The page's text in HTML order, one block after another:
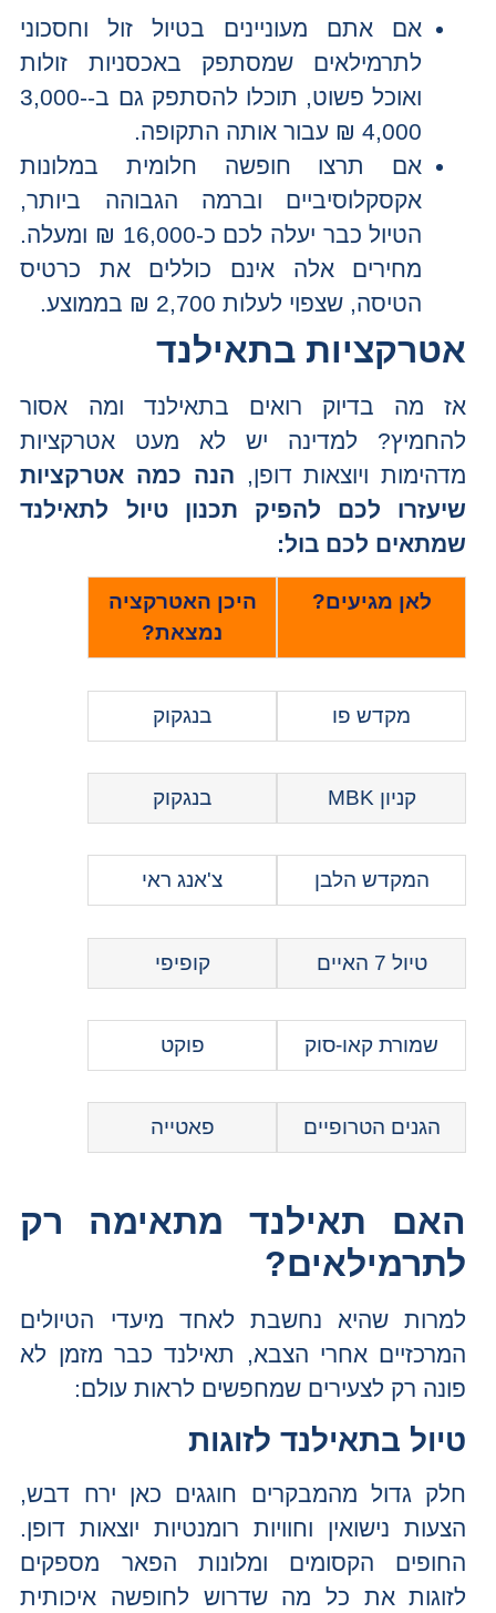
אם אתם מעוניינים בטיול זול וחסכוני
לתרמילאים שמסתפק באכסניות זולות
ואוכל פשוט, תוכלו להסתפק גם ב-3,000-
4,000 ₪ עבור אותה התקופה.
אם תרצו חופשה חלומית במלונות
אקסקלוסיביים וברמה הגבוהה ביותר,
הטיול כבר יעלה לכם כ-16,000 ₪ ומעלה.
מחירים אלה אינם כוללים את כרטיס
הטיסה, שצפוי לעלות 2,700 ₪ בממוצע.
אטרקציות בתאילנד
אז מה בדיוק רואים בתאילנד ומה אסור
להחמיץ? למדינה יש לא מעט אטרקציות
מדהימות ויוצאות דופן,הנה כמה אטרקציות
שיעזרו לכם להפיק תכנון טיול לתאילנד
שמתאים לכם בול:
לאן מגיעים?
היכן האטרקציה
נמצאת?
מקדש פו בנגקוק
קניון MBK בנגקוק
המקדש הלבן צ'אנג ראי
טיול 7 האיים קופיפי
שמורת קאו-סוק פוקט
הגנים הטרופיים פאטייה
האם תאילנד מתאימה רק
לתרמילאים?
למרות שהיא נחשבת לאחד מיעדי הטיולים
המרכזיים אחרי הצבא, תאילנד כבר מזמן לא
פונה רק לצעירים שמחפשים לראות עולם:
טיול בתאילנד לזוגות
חלק גדול מהמבקרים חוגגים כאן ירח דבש,
הצעות נישואין וחוויות רומנטיות יוצאות דופן.
החופים הקסומים ומלונות הפאר מספקים
לזוגות את כל מה שדרוש לחופשה איכותית